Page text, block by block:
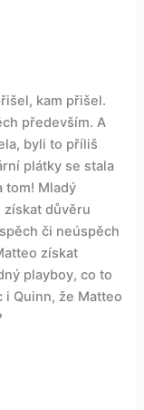
kam přišel.
především. A
byli to příliš
plátky se stala
tom! Mladý
důvěru
či neúspěch
získat
playboy, co to
i Quinn, že Matteo